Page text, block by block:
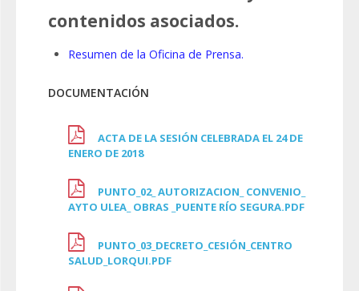
contenidos asociados.
Resumen de la Oficina de Prensa.
DOCUMENTACIÓN
ACTA DE LA SESIÓN CELEBRADA EL 24 DE
ENERO DE 2018
PUNTO_02_ AUTORIZACION_ CONVENIO_
AYTO ULEA_ OBRAS _PUENTE RÍO SEGURA.PDF
PUNTO_03_DECRETO_CESIÓN_CENTRO
SALUD_LORQUI.PDF